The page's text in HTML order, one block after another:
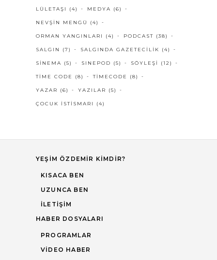
LÜLETAŞI (4) MEDYA (6)
NEVŞIN MENGÜ (4)
ORMAN YANGINLARI (4) PODCAST (38)
SALGIN (7) SALGINDA GAZETECILIK (4)
SINEMA (5) SINEPOD (5) SÖYLEŞI (12)
TIME CODE (8) TIMECODE (8)
YAZAR (6) YAZILAR (5)
ÇOCUK İSTISMARI (4)
YEŞIM ÖZDEMIR KIMDIR?
KISACA BEN
UZUNCA BEN
İLETIŞIM
HABER DOSYALARI
PROGRAMLAR
VIDEO HABER